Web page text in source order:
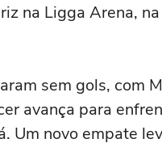
na Ligga Arena,
sem gols, com
avança para
Um novo empate